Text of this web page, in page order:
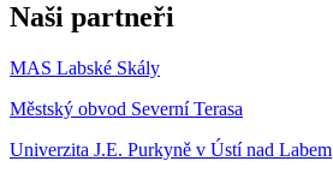
Naši partneři
MAS Labské Skály
Městský obvod Severní Terasa
Univerzita J.E. Purkyně v Ústí nad Labem